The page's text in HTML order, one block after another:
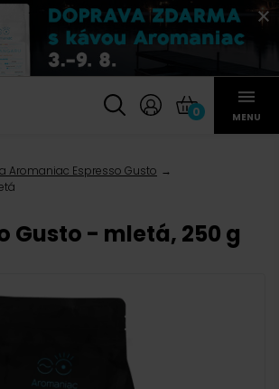
0 MENU
Aromaniac Espresso Gusto
Gusto - mletá, 250 g